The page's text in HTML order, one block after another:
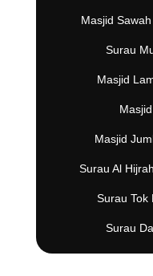
Masjid
Surau
Masjid
Masjid
Surau Al
Surau Tok
Surau